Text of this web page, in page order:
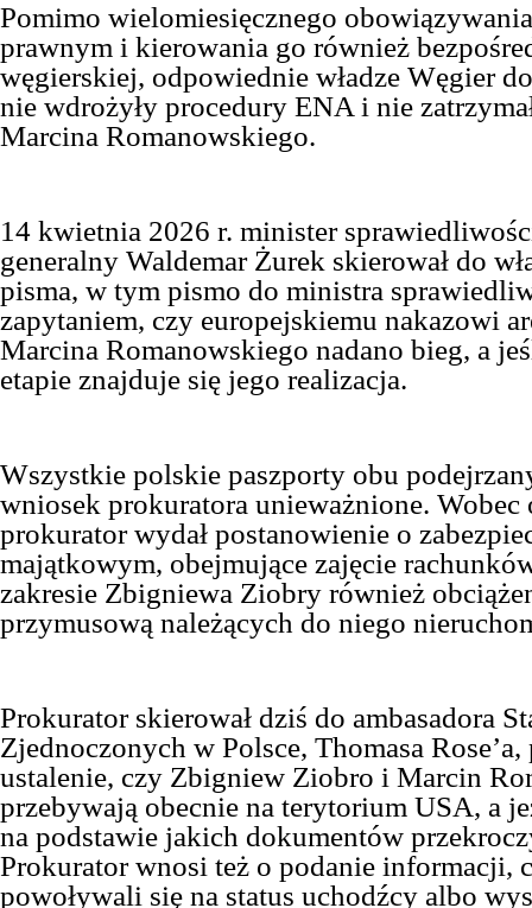
Pomimo wielomiesięcznego
prawnym i kierowania go również
węgierskiej, odpowiednie władze Węgier
nie wdrożyły procedury ENA i nie
Marcina Romanowskiego.
14 kwietnia 2026 r. minister
generalny Waldemar Żurek skierował do
pisma, w tym pismo do ministra s
zapytaniem, czy europejskiemu nakazowi
Marcina Romanowskiego nadano bieg, a
etapie znajduje się jego realizacja.
Wszystkie polskie paszporty obu
wniosek prokuratora unieważnione. Wobec
prokurator wydał postanowienie o
majątkowym, obejmujące zajęcie
zakresie Zbigniewa Ziobry również
przymusową należących do niego
Prokurator skierował dziś do ambasadora
Zjednoczonych w Polsce, Thomasa
ustalenie, czy Zbigniew Ziobro i Marcin
przebywają obecnie na terytorium USA, a
na podstawie jakich dokumentów
Prokurator wnosi też o podanie informacji,
powoływali się na status uchodźcy albo